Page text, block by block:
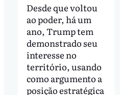
Desde que voltou
ao poder, há um
ano, Trump tem
demonstrado seu
interesse no
território, usando
como argumento a
posição estratégica